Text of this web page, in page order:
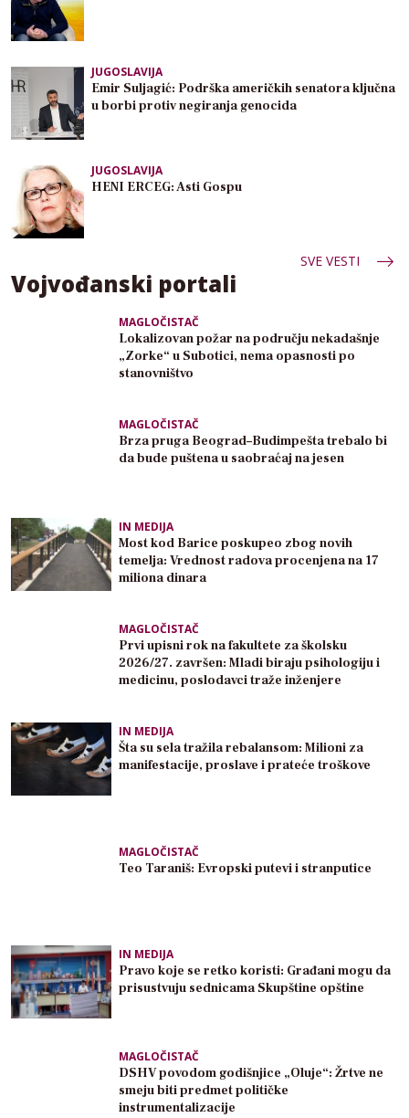
JUGOSLAVIJA
Emir Suljagić: Podrška američkih senatora ključna
u borbi protiv negiranja genocida
JUGOSLAVIJA
HENI ERCEG: Asti Gospu
SVE VESTI
Vojvođanski portali
MAGLOČISTAČ
Lokalizovan požar na području nekadašnje
„Zorke“ u Subotici, nema opasnosti po
stanovništvo
MAGLOČISTAČ
Brza pruga Beograd–Budimpešta trebalo bi
da bude puštena u saobraćaj na jesen
IN MEDIJA
Most kod Barice poskupeo zbog novih
temelja: Vrednost radova procenjena na 17
miliona dinara
MAGLOČISTAČ
Prvi upisni rok na fakultete za školsku
2026/27. završen: Mladi biraju psihologiju i
medicinu, poslodavci traže inženjere
IN MEDIJA
Šta su sela tražila rebalansom: Milioni za
manifestacije, proslave i prateće troškove
MAGLOČISTAČ
Teo Taraniš: Evropski putevi i stranputice
IN MEDIJA
Pravo koje se retko koristi: Građani mogu da
prisustvuju sednicama Skupštine opštine
MAGLOČISTAČ
DSHV povodom godišnjice „Oluje“: Žrtve ne
smeju biti predmet političke
instrumentalizacije